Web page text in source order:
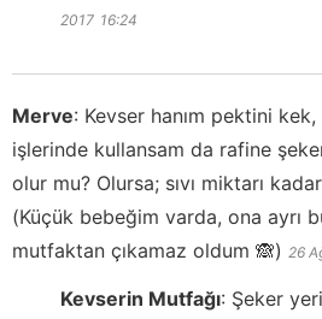
2017 16:24
Merve: Kevser hanım pektini
işlerinde kullansam da rafine
olur mu? Olursa; sıvı miktarı
(Küçük bebeğim varda, ona ayrı
mutfaktan çıkamaz oldum 🙈) 26
Kevserin Mutfağı: Şeker